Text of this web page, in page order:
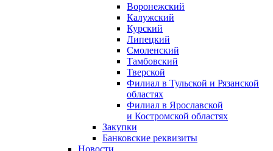
Воронежский
Калужский
Курский
Липецкий
Смоленский
Тамбовский
Тверской
Филиал в Тульской и Рязанской
областях
Филиал в Ярославской
и Костромской областях
Закупки
Банковские реквизиты
Новости